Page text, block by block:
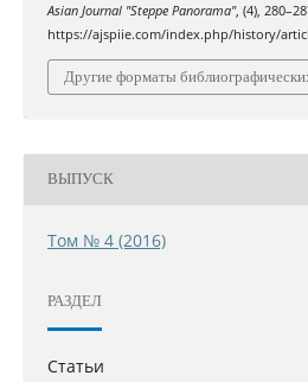
Asian Journal "Steppe Panorama", (4),
https://ajspiie.com/index.php/history/
Другие форматы
ВЫПУСК
Том № 4 (2016)
РАЗДЕЛ
Статьи